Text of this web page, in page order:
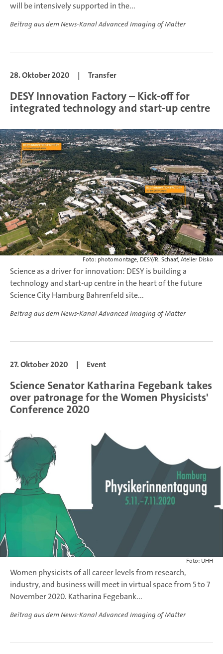
will be intensively supported in the...
Beitrag aus dem News-Kanal Advanced Imaging of Matter
28. Oktober 2020 | Transfer
DESY Innovation Factory – Kick-off for
integrated technology and start-up centre
Foto: photomontage, DESY/R. Schaaf, Atelier Disko
Science as a driver for innovation: DESY is building a
technology and start-up centre in the heart of the future
Science City Hamburg Bahrenfeld site...
Beitrag aus dem News-Kanal Advanced Imaging of Matter
27. Oktober 2020 | Event
Science Senator Katharina Fegebank takes
over patronage for the Women Physicists'
Conference 2020
Foto: UHH
Women physicists of all career levels from research,
industry, and business will meet in virtual space from 5 to 7
November 2020. Katharina Fegebank...
Beitrag aus dem News-Kanal Advanced Imaging of Matter